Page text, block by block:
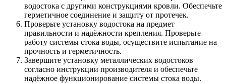
водостока с другими конструкциями кровли. Обеспечьте
герметичное соединение и защиту от протечек.
Проверьте установку водостока на предмет
правильности и надёжности крепления. Проверьте
работу системы стока воды, осуществите испытание на
прочность и герметичность.
Завершите установку металлических водостоков
согласно инструкции производителя и обеспечьте
надёжное функционирование системы стока воды.